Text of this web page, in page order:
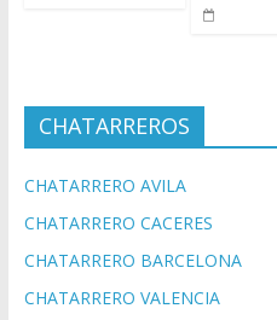
CHATARREROS
CHATARRERO AVILA
CHATARRERO CACERES
CHATARRERO BARCELONA
CHATARRERO VALENCIA